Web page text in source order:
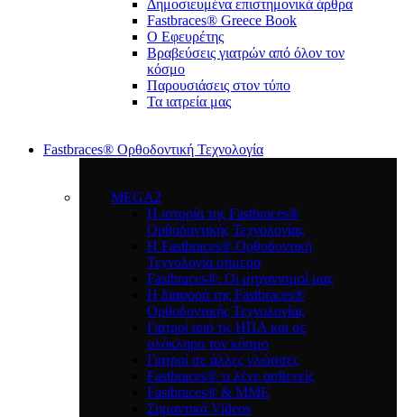
Δημοσιευμένα επιστημονικά άρθρα
Fastbraces® Greece Book
Ο Εφευρέτης
Bραβεύσεις γιατρών από όλον τον
κόσμο
Παρουσιάσεις στον τύπο
Τα ιατρεία μας
Fastbraces® Ορθοδοντική Τεχνολογία
MEGA2
Η ιστορία της Fastbraces®
Ορθοδοντικής Τεχνολογίας
H Fastbraces® Ορθοδοντική
Τεχνολογία σήμερα
Fastbraces®: Οι μηχανισμοί μας
Η διαφορά της Fastbraces®
Ορθοδοντικής Τεχνολογίας
Γιατροί από τις ΗΠΑ και σε
ολόκληρο τον κόσμο
Γιατροί σε άλλες γλώσσες
Fastbraces® τι λένε ασθενείς
Fastbraces® & ΜΜΕ
Σημαντικά Videos